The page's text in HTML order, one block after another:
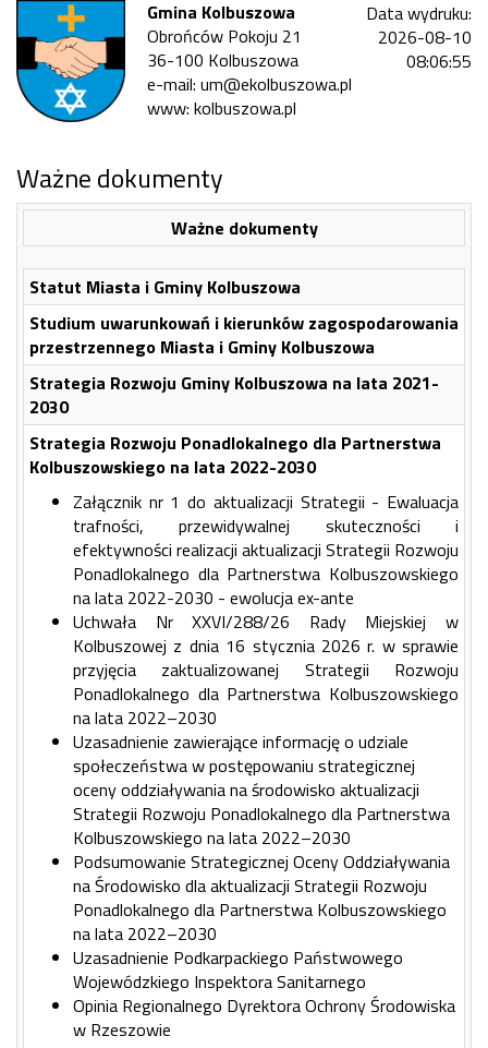
Gmina Kolbuszowa
Obrońców Pokoju 21
36-100 Kolbuszowa
e-mail: um@ekolbuszowa.pl
www: kolbuszowa.pl
Data wydruku:
2026-08-10
08:06:55
Ważne dokumenty
Ważne dokumenty
Statut Miasta i Gminy Kolbuszowa
Studium uwarunkowań i kierunków zagospodarowania
przestrzennego Miasta i Gminy Kolbuszowa
Strategia Rozwoju Gminy Kolbuszowa na lata 2021-
2030
Strategia Rozwoju Ponadlokalnego dla Partnerstwa
Kolbuszowskiego na lata 2022-2030
Załącznik nr 1 do aktualizacji Strategii - Ewaluacja
trafności, przewidywalnej skuteczności i
efektywności realizacji aktualizacji Strategii Rozwoju
Ponadlokalnego dla Partnerstwa Kolbuszowskiego
na lata 2022-2030 - ewolucja ex-ante
Uchwała Nr XXVI/288/26 Rady Miejskiej w
Kolbuszowej z dnia 16 stycznia 2026 r. w sprawie
przyjęcia zaktualizowanej Strategii Rozwoju
Ponadlokalnego dla Partnerstwa Kolbuszowskiego
na lata 2022–2030
Uzasadnienie zawierające informację o udziale
społeczeństwa w postępowaniu strategicznej
oceny oddziaływania na środowisko aktualizacji
Strategii Rozwoju Ponadlokalnego dla Partnerstwa
Kolbuszowskiego na lata 2022–2030
Podsumowanie Strategicznej Oceny Oddziaływania
na Środowisko dla aktualizacji Strategii Rozwoju
Ponadlokalnego dla Partnerstwa Kolbuszowskiego
na lata 2022–2030
Uzasadnienie Podkarpackiego Państwowego
Wojewódzkiego Inspektora Sanitarnego
Opinia Regionalnego Dyrektora Ochrony Środowiska
w Rzeszowie